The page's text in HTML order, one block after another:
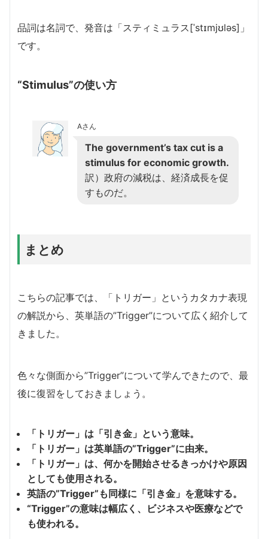
品詞は名詞で、発音は「スティミュラス[ˈstɪmjʊləs]」
です。
“Stimulus”の使い方
Aさん
The government’s tax cut is a
stimulus for economic growth.
訳）政府の減税は、経済成長を促
すものだ。
まとめ
こちらの記事では、「トリガー」というカタカナ表現
の解説から、英単語の”Trigger”について広く紹介して
きました。
色々な側面から”Trigger”について学んできたので、最
後に復習をしておきましょう。
「トリガー」は「引き金」という意味。
「トリガー」は英単語の”Trigger”に由来。
「トリガー」は、何かを開始させるきっかけや原因
としても使用される。
英語の”Trigger”も同様に「引き金」を意味する。
“Trigger”の意味は幅広く、ビジネスや医療などで
も使われる。